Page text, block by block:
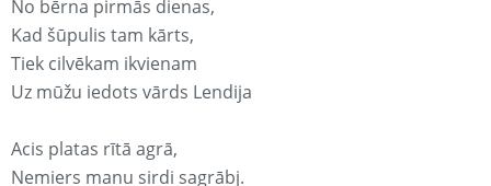
No bērna pirmās dienas,
Kad šūpulis tam kārts,
Tiek cilvēkam ikvienam
Uz mūžu iedots vārds Lendija
Acis platas rītā agrā,
Nemiers manu sirdi sagrābj.